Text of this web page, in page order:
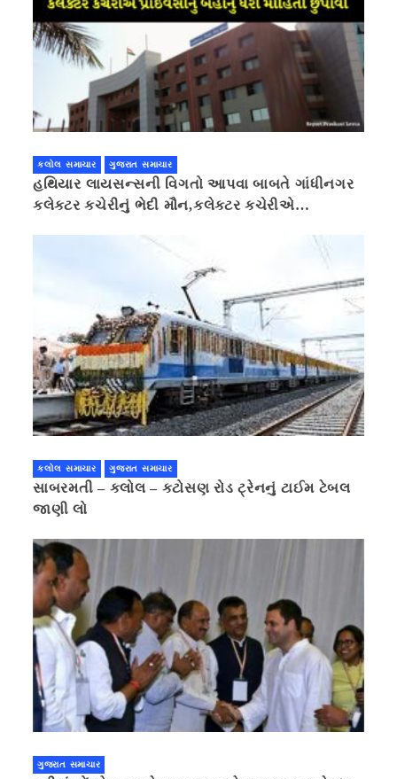
કલોલ સમાચાર ગુજરાત સમાચાર
હથિયાર લાયસન્સની વિગતો આપવા બાબતે ગાંધીનગર
કલેક્ટર કચેરીનું ભેદી મૌન,કલેક્ટર કચેરીએ
કલોલ સમાચાર ગુજરાત સમાચાર
સાબરમતી – કલોલ – કટોસણ રોડ ટ્રેનનું ટાઈમ ટેબલ
જાણી લો
ગુજરાત સમાચાર